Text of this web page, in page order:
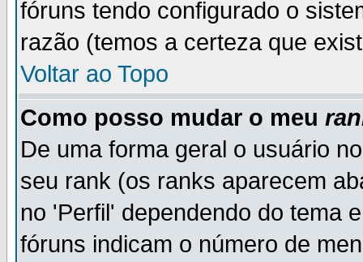
fóruns tendo configurado o
razão (temos a certeza que
Voltar ao Topo
Como posso mudar o meu
De uma forma geral o usuário
seu rank (os ranks aparecem
no 'Perfil' dependendo do tema
fóruns indicam o número de